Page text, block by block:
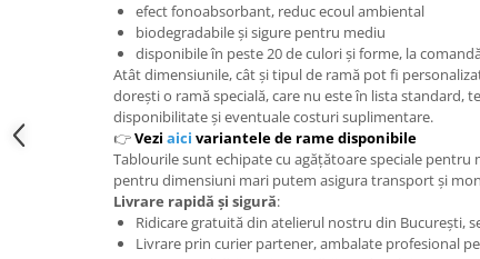
efect fonoabsorbant, reduc ecoul ambiental
biodegradabile și sigure pentru mediu
disponibile în peste 20 de culori și forme, la
Atât dimensiunile, cât și tipul de ramă pot fi
dorești o ramă specială, care nu este în lista standard,
disponibilitate și eventuale costuri suplimentare.
👉Vezi aici variantele de rame disponibile
Tablourile sunt echipate cu agățătoare speciale pentru
pentru dimensiuni mari putem asigura transport și
Livrare rapidă și sigură:
Ridicare gratuită din atelierul nostru din București,
Livrare prin curier partener, ambalate profesional